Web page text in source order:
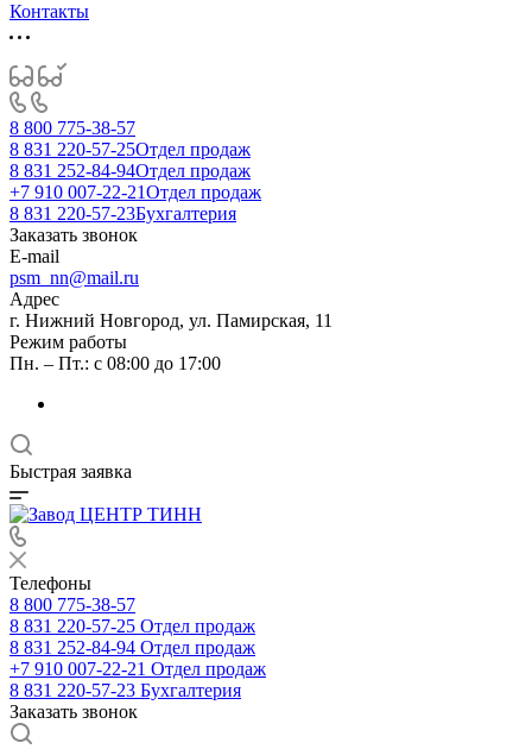
Контакты
8 800 775-38-57
8 831 220-57-25Отдел продаж
8 831 252-84-94Отдел продаж
+7 910 007-22-21Отдел продаж
8 831 220-57-23Бухгалтерия
Заказать звонок
E-mail
psm_nn@mail.ru
Адрес
г. Нижний Новгород, ул. Памирская, 11
Режим работы
Пн. – Пт.: с 08:00 до 17:00
Быстрая заявка
Телефоны
8 800 775-38-57
8 831 220-57-25 Отдел продаж
8 831 252-84-94 Отдел продаж
+7 910 007-22-21 Отдел продаж
8 831 220-57-23 Бухгалтерия
Заказать звонок